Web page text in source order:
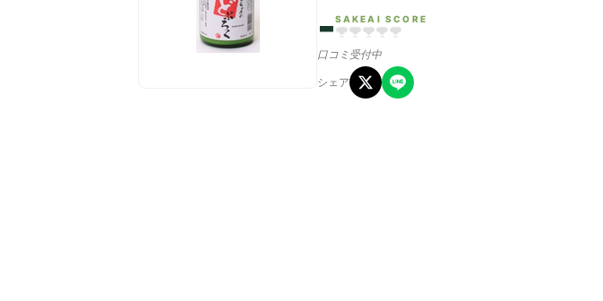
-SAKEAI SCORE
口コミ受付中
シェア